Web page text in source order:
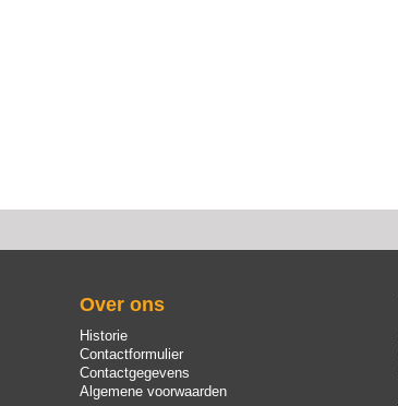
Over ons
Historie
Contactformulier
Contactgegevens
Algemene voorwaarden